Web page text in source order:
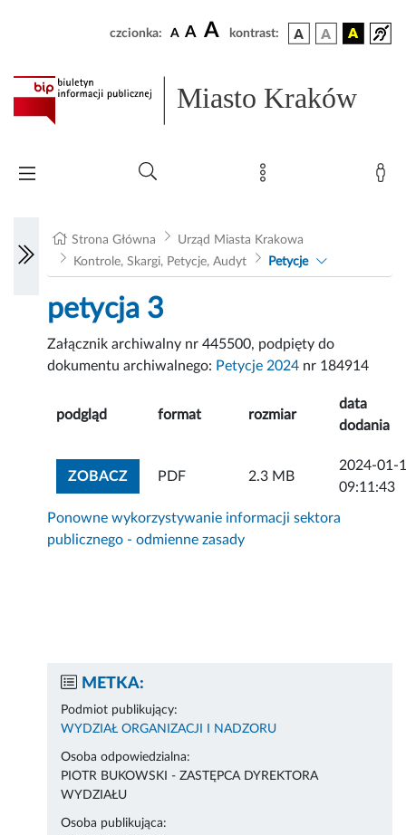
czcionka: A A A kontrast:
Miasto Kraków
Strona Główna
Urząd Miasta Krakowa
Kontrole, Skargi, Petycje, Audyt
Petycje
petycja 3
Załącznik archiwalny nr 445500, podpięty do
dokumentu archiwalnego: Petycje 2024 nr 184914
podgląd format rozmiar
data
dodania
ZOBACZZOBACZ ZAŁĄCZNIK
PDF 2.3 MB
2024-01-
09:11:43
Ponowne wykorzystywanie informacji sektora
publicznego - odmienne zasady
METKA:
Podmiot publikujący:
WYDZIAŁ ORGANIZACJI I NADZORU
Osoba odpowiedzialna:
PIOTR BUKOWSKI - ZASTĘPCA DYREKTORA
WYDZIAŁU
Osoba publikująca: